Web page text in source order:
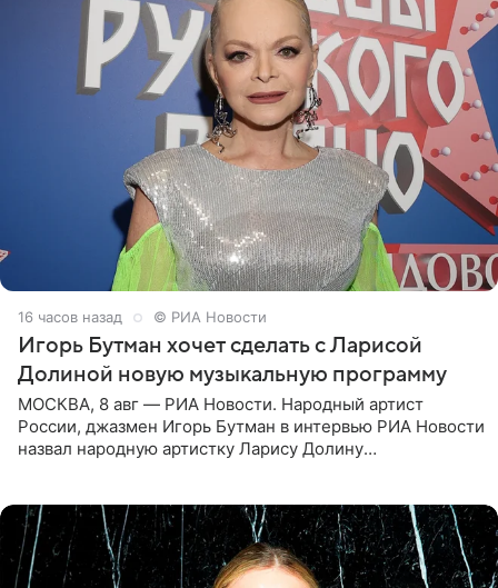
16 часов назад © РИА Новости
Игорь Бутман хочет сделать с Ларисой
Долиной новую музыкальную программу
МОСКВА, 8 авг — РИА Новости. Народный артист
России, джазмен Игорь Бутман в интервью РИА Новости
назвал народную артистку Ларису Долину